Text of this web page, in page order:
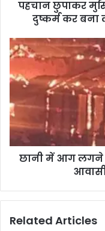
पहचान छुपाकर
दुष्कर्म कर बना
छानी में आग लगने
Related Articles